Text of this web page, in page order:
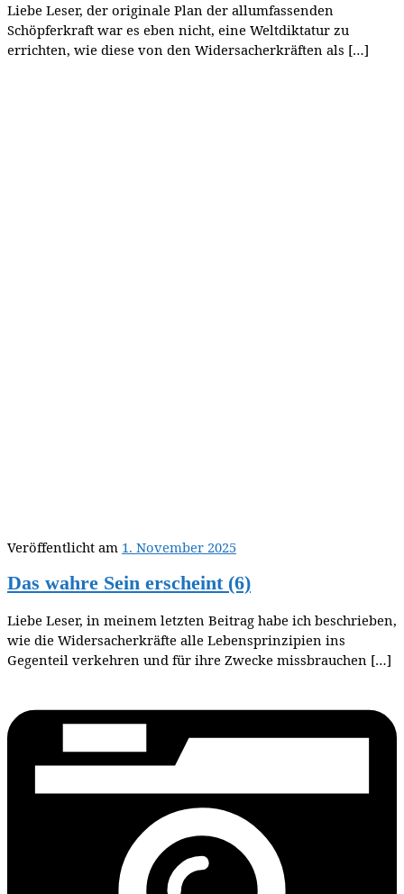
Liebe Leser, der originale Plan der allumfassenden
Schöpferkraft war es eben nicht, eine Weltdiktatur zu
errichten, wie diese von den Widersacherkräften als […]
Veröffentlicht am 1. November 2025
Das wahre Sein erscheint (6)
Liebe Leser, in meinem letzten Beitrag habe ich beschrieben,
wie die Widersacherkräfte alle Lebensprinzipien ins
Gegenteil verkehren und für ihre Zwecke missbrauchen […]